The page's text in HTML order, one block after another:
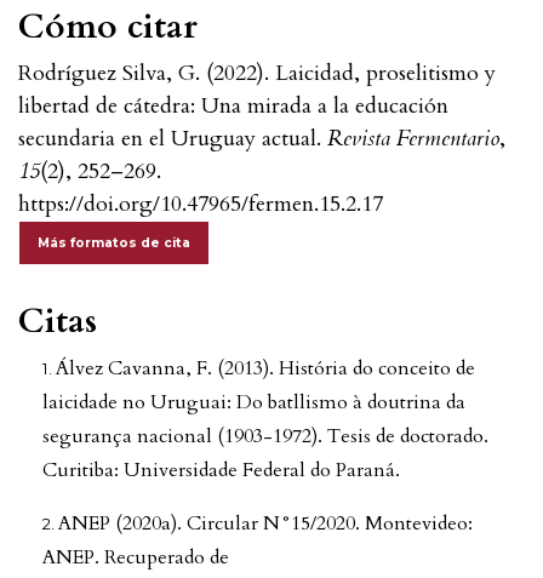
Cómo citar
Rodríguez Silva, G. (2022). Laicidad, proselitismo y
libertad de cátedra: Una mirada a la educación
secundaria en el Uruguay actual. Revista Fermentario,
15(2), 252–269.
https://doi.org/10.47965/fermen.15.2.17
Más formatos de cita
Citas
Álvez Cavanna, F. (2013). História do conceito de
laicidade no Uruguai: Do batllismo à doutrina da
segurança nacional (1903-1972). Tesis de doctorado.
Curitiba: Universidade Federal do Paraná.
ANEP (2020a). Circular N°15/2020. Montevideo:
ANEP. Recuperado de